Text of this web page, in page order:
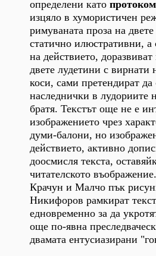
определени като
изцяло в хумористичен
римуваната проза на
статично илюстративни, а
на действието,
двете лудетини с вирнати
коси, сами претендират да
наследнички в лудориите
братя. Текстът още не е
изображението чрез
думи-балони, но
действието, активно
доосмисля текста,
читателското
Крачун и Малчо пък
Никифоров рамкират
едновременно за да
още по-явна
двамата ентусиазирани